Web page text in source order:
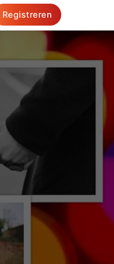
Registreren